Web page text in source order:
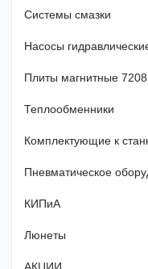
Системы смазки
Насосы
Плиты магнитные 7208
Теплообменники
Комплектующие к
Пневматическое
КИПиА
Люнеты